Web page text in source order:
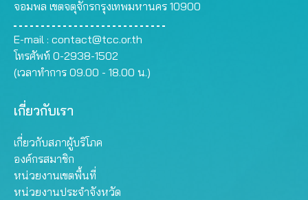
จอมพล เขตจตุจักรกรุงเทพมหานคร 10900
E-mail : contact@tcc.or.th
โทรศัพท์ 0-2938-1502
(เวลาทำการ 09.00 - 18.00 น.)
เกี่ยวกับเรา
เกี่ยวกับสภาผู้บริโภค
องค์กรสมาชิก
หน่วยงานเขตพื้นที่
หน่วยงานประจำจังหวัด